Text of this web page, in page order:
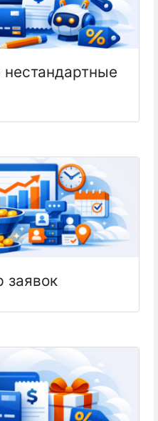
заявок